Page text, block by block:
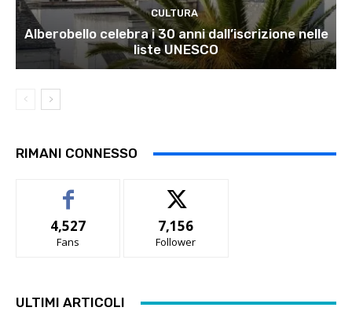
CULTURA
Alberobello celebra i 30 anni dall’iscrizione nelle
liste UNESCO
RIMANI CONNESSO
4,527
Fans
7,156
Follower
ULTIMI ARTICOLI